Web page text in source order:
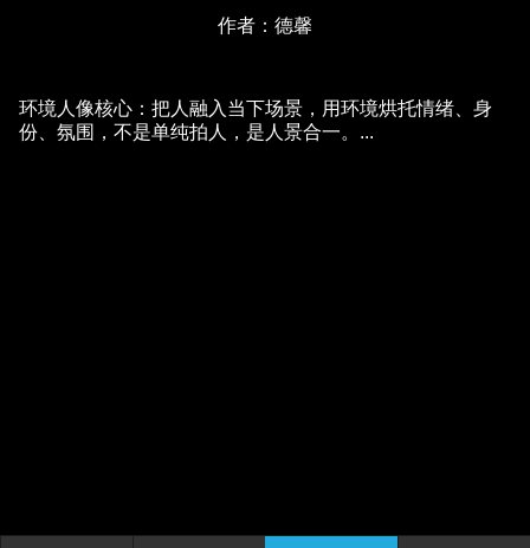
作者：德馨
环境人像核心：把人融入当下场景，用环境烘托情绪、身
份、氛围，不是单纯拍人，是人景合一。...